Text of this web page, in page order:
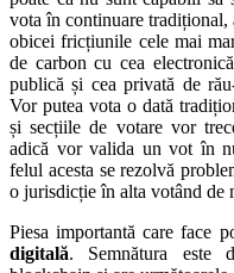
vota în continuare
obicei fricțiunile cele mai
de carbon cu cea
publică și cea privată de
Vor putea vota o dată
și secțiile de votare vor
adică vor valida un vot în
felul acesta se rezolvă
o jurisdicție în alta votând de
Piesa importantă care face
digitală. Semnătura este